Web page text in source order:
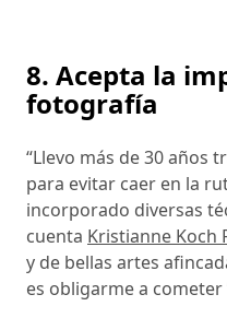
8. Acepta la
fotografía
“Llevo más de 30 años
para evitar caer en la
incorporado diversas
cuenta Kristianne Koch
y de bellas artes
es obligarme a cometer